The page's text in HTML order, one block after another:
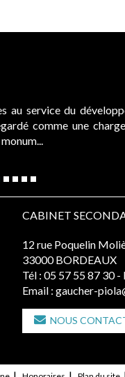
au service du
comme une
CABINET
12 rue Poquelin
33000 BORDEAUX
Tél : 05 57 55 87 30 -
Email : gaucher-
NOUS